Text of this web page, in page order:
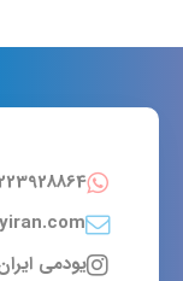
یودمی